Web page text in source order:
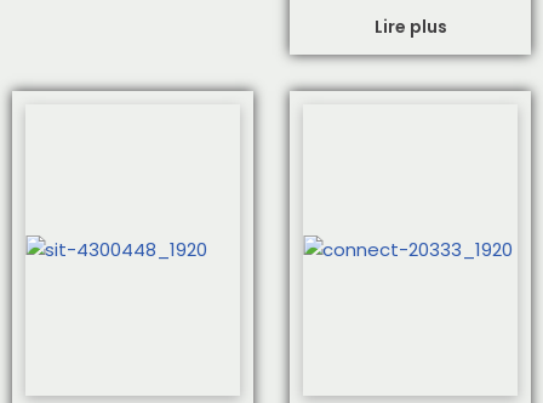
Lire plus